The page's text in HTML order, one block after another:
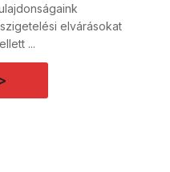
elvárásokat
...